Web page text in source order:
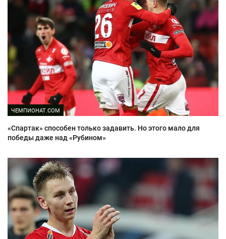
ЧЕМПИОНАТ.COM
«Спартак» способен только задавить. Но этого мало для
победы даже над «Рубином»